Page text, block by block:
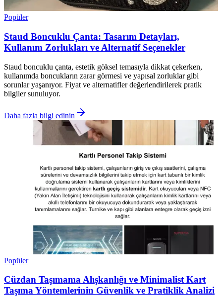
Popüler
Staud Boncuklu Çanta: Tasarım Detayları,
Kullanım Zorlukları ve Alternatif Seçenekler
Staud boncuklu çanta, estetik göksel temasıyla dikkat çekerken,
kullanımda boncukların zarar görmesi ve yapısal zorluklar gibi
sorunlar yaşanıyor. Fiyat ve alternatifler değerlendirilerek pratik
bilgiler sunuluyor.
Daha fazla bilgi edinin
Popüler
Cüzdan Taşımama Alışkanlığı ve Minimalist Kart
Taşıma Yöntemlerinin Güvenlik ve Pratiklik Analizi